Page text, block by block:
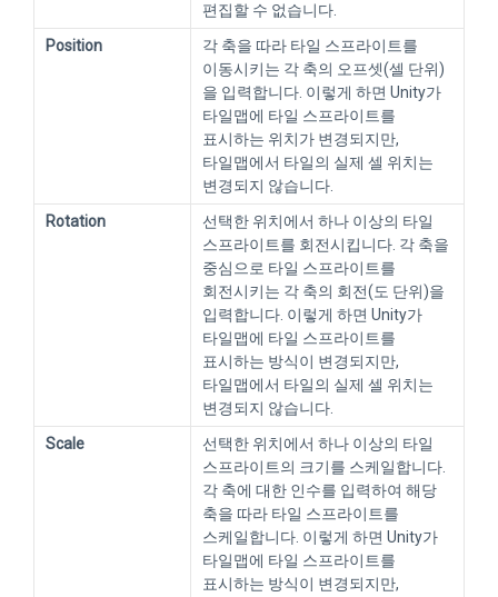
편집할 수 없습니다.
Position
각 축을 따라 타일 스프라이트를
이동시키는 각 축의 오프셋(셀 단위)
을 입력합니다. 이렇게 하면 Unity가
타일맵에 타일 스프라이트를
표시하는 위치가 변경되지만,
타일맵에서 타일의 실제 셀 위치는
변경되지 않습니다.
Rotation
선택한 위치에서 하나 이상의 타일
스프라이트를 회전시킵니다. 각 축을
중심으로 타일 스프라이트를
회전시키는 각 축의 회전(도 단위)을
입력합니다. 이렇게 하면 Unity가
타일맵에 타일 스프라이트를
표시하는 방식이 변경되지만,
타일맵에서 타일의 실제 셀 위치는
변경되지 않습니다.
Scale
선택한 위치에서 하나 이상의 타일
스프라이트의 크기를 스케일합니다.
각 축에 대한 인수를 입력하여 해당
축을 따라 타일 스프라이트를
스케일합니다. 이렇게 하면 Unity가
타일맵에 타일 스프라이트를
표시하는 방식이 변경되지만,